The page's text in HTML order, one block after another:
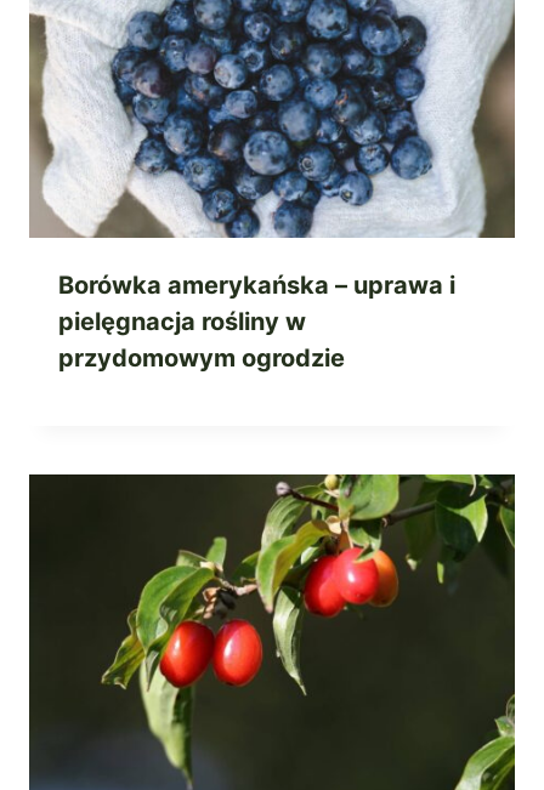
Borówka amerykańska – uprawa i
pielęgnacja rośliny w
przydomowym ogrodzie